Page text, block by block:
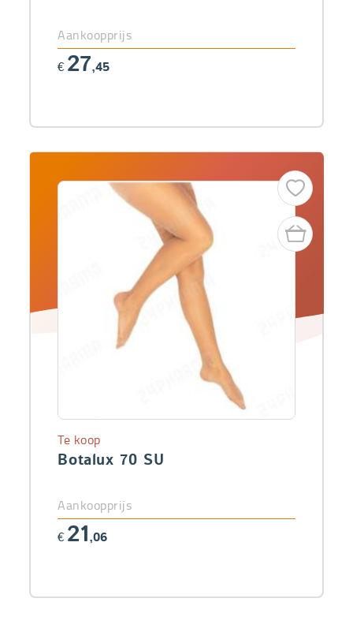
Aankoopprijs
€ 27,45
Botalux 70 SU
Te koop
Aankoopprijs
€ 21,06